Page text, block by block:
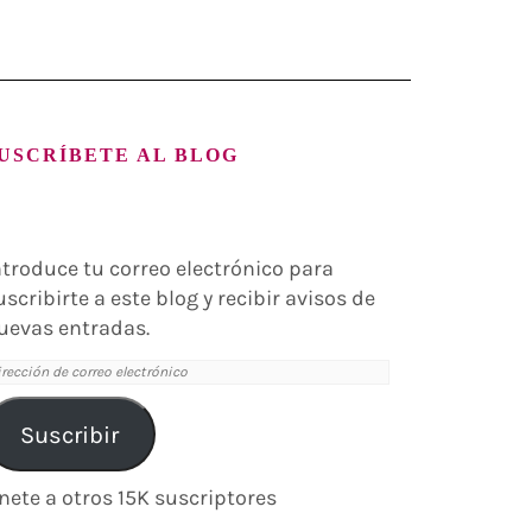
AL BLOG
tu correo electrónico para
a este blog y recibir avisos de
entradas.
Suscribir
a otros 15K suscriptores